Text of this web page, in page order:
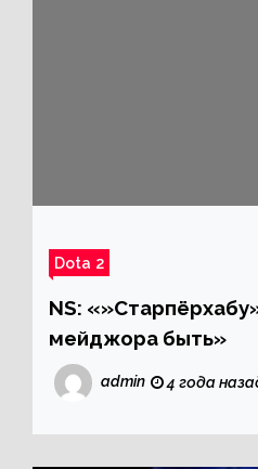
Dota 2
NS:
мейджора быть»
admin 4 года